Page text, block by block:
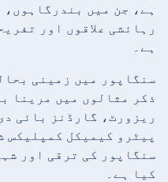
ہے، جن میں بندرگاہوں،
رہائشی علاقوں اور
ہے۔
سنگاپور میں زمینی
ذکر مثالوں میں مرینا
ریزورٹ، گارڈنز بائی
پیٹرو کیمیکل کمپلیکس
سنگاپور کی ترقی اور
کیا ہے۔